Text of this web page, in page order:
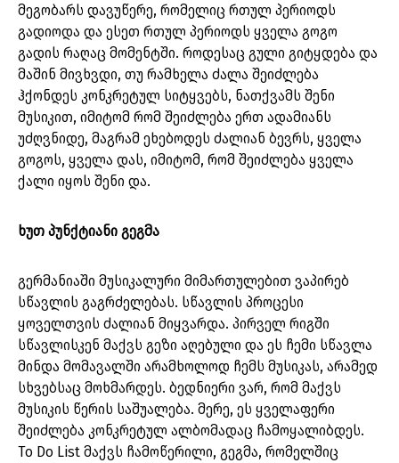
მეგობარს დავუწერე, რომელიც რთულ პერიოდს
გადიოდა და ესეთ რთულ პერიოდს ყველა გოგო
გადის რაღაც მომენტში. როდესაც გული გიტყდება და
მაშინ მივხვდი, თუ რამხელა ძალა შეიძლება
ჰქონდეს კონკრეტულ სიტყვებს, ნათქვამს შენი
მუსიკით, იმიტომ რომ შეიძლება ერთ ადამიანს
უძღვნიდე, მაგრამ ეხებოდეს ძალიან ბევრს, ყველა
გოგოს, ყველა დას, იმიტომ, რომ შეიძლება ყველა
ქალი იყოს შენი და.
ხუთ პუნქტიანი გეგმა
გერმანიაში მუსიკალური მიმართულებით ვაპირებ
სწავლის გაგრძელებას. სწავლის პროცესი
ყოველთვის ძალიან მიყვარდა. პირველ რიგში
სწავლისკენ მაქვს გეზი აღებული და ეს ჩემი სწავლა
მინდა მომავალში არამხოლოდ ჩემს მუსიკას, არამედ
სხვებსაც მოხმარდეს. ბედნიერი ვარ, რომ მაქვს
მუსიკის წერის საშუალება. მერე, ეს ყველაფერი
შეიძლება კონკრეტულ ალბომადაც ჩამოყალიბდეს.
To Do List მაქვს ჩამოწერილი, გეგმა, რომელშიც